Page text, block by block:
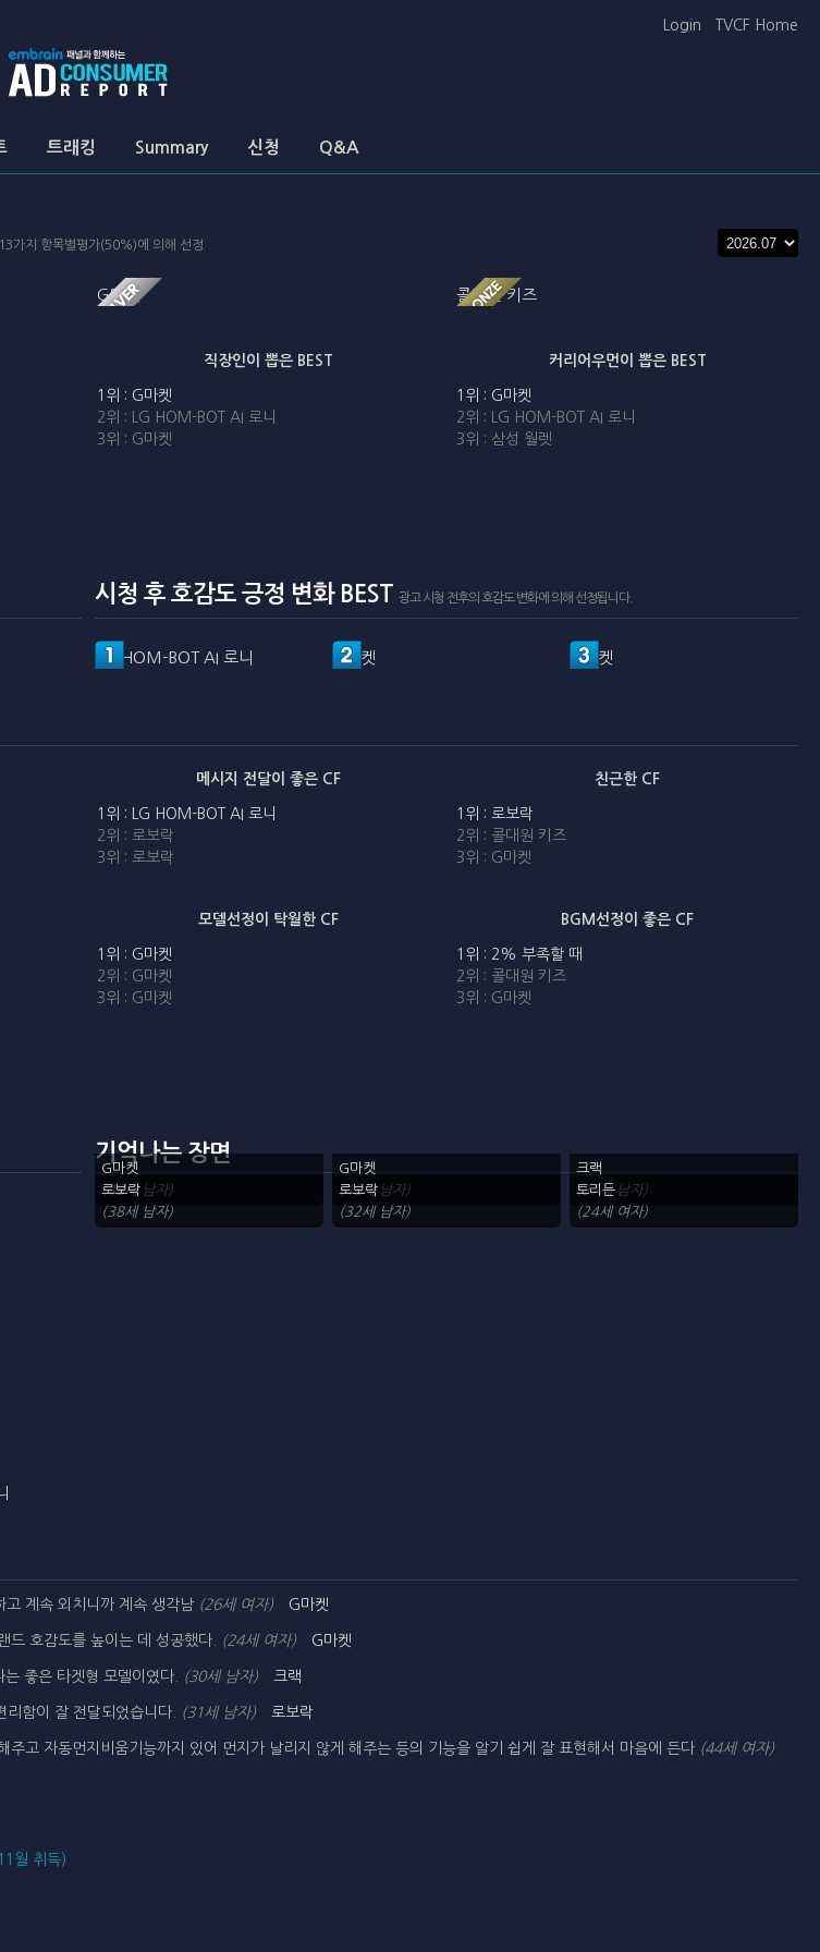
Login TVCF Home
트래킹 Summary 신청 Q&A
가지 항목별평가(50%)에 의해 선정
G마켓 콜대원 키즈
직장인이 뽑은 BEST
1위 : G마켓
2위 : LG HOM-BOT AI 로니
3위 : G마켓
커리어우먼이 뽑은 BEST
1위 : G마켓
2위 : LG HOM-BOT AI 로니
3위 : 삼성 월렛
시청 후 호감도 긍정 변화 BEST 광고 시청 전후의 호감도 변화에 의해 선정됩니다.
LG HOM-BOT AI 로니 G마켓 G마켓
메시지 전달이 좋은 CF
1위 : LG HOM-BOT AI 로니
2위 : 로보락
3위 : 로보락
친근한 CF
1위 : 로보락
2위 : 콜대원 키즈
3위 : G마켓
모델선정이 탁월한 CF
1위 : G마켓
2위 : G마켓
3위 : G마켓
BGM선정이 좋은 CF
1위 : 2% 부족할 때
2위 : 콜대원 키즈
3위 : G마켓
기억나는 장면
G마켓
(48세 남자)
G마켓
(48세 남자)
크랙
(37세 남자)
로보락
(38세 남자)
로보락
(32세 남자)
토리든
(24세 여자)
계속 외치니까 계속 생각남 (26세 여자) G마켓
드 호감도를 높이는 데 성공했다. (24세 여자) G마켓
좋은 타겟형 모델이였다. (30세 남자) 크랙
함이 잘 전달되었습니다. (31세 남자) 로보락
고 자동먼지비움기능까지 있어 먼지가 날리지 않게 해주는 등의 기능을 알기 쉽게 잘 표현해서 마음에 든다 (44세 여자)
월 취득)